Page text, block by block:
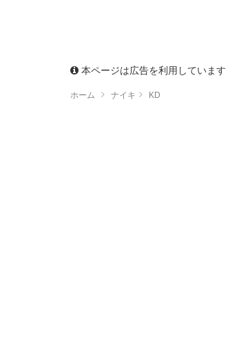
本ページは広告を利用しています
ホーム ナイキ KD